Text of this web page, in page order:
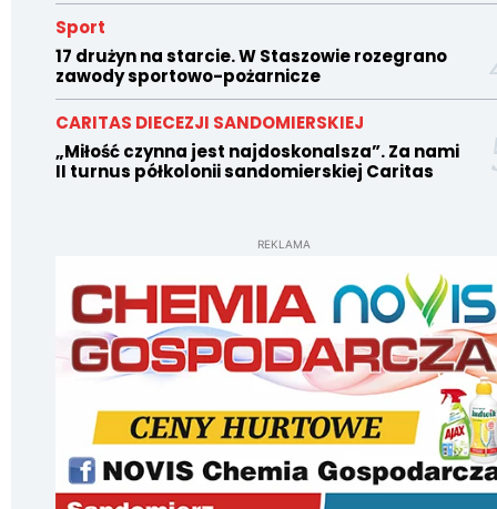
Sport
17 drużyn na starcie. W Staszowie rozegrano
zawody sportowo-pożarnicze
CARITAS DIECEZJI SANDOMIERSKIEJ
„Miłość czynna jest najdoskonalsza”. Za nami
II turnus półkolonii sandomierskiej Caritas
REKLAMA